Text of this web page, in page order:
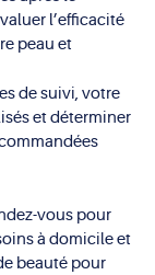
l’efficacité
peau et
de suivi, votre
et déterminer
vous pour
à domicile et
beauté pour